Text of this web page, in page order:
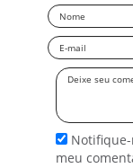
Nome
Email
Deixe
meu